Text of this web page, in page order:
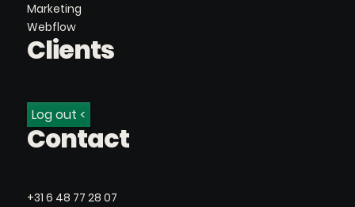
Contact
+31 6 48 77 28 07
Marketing
Webflow
Clients
Log out <